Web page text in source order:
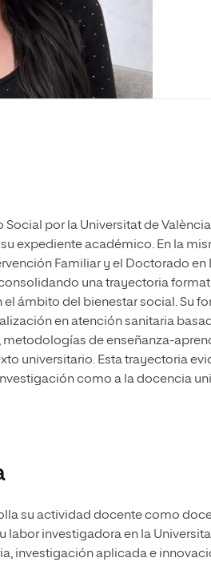
de Humanidades
Normas de Organización y
Funcionamiento
Social por la Universitat de
expediente académico. En la
Familiar y el Doctorado
una trayectoria
el ámbito del bienestar social. Su
en atención sanitaria
de enseñanza-
universitario. Esta trayectoria
como a la docencia
su actividad docente como
labor investigadora en la
investigación aplicada e